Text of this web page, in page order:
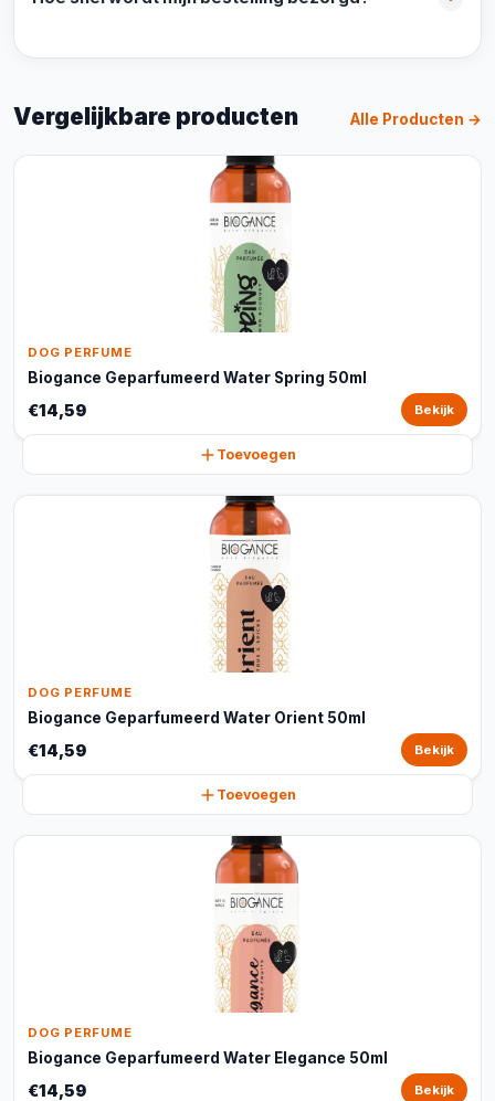
Vergelijkbare producten Alle Producten →
DOG PERFUME
Biogance Geparfumeerd Water Spring 50ml
€14,59 Bekijk
Toevoegen
DOG PERFUME
Biogance Geparfumeerd Water Orient 50ml
€14,59 Bekijk
Toevoegen
DOG PERFUME
Biogance Geparfumeerd Water Elegance 50ml
€14,59 Bekijk